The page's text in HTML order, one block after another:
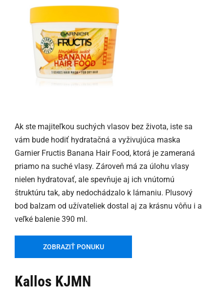
Ak ste majiteľkou suchých vlasov bez života, iste sa
vám bude hodiť hydratačná a vyživujúca maska
Garnier Fructis Banana Hair Food, ktorá je zameraná
priamo na suché vlasy. Zároveň má za úlohu vlasy
nielen hydratovať, ale spevňuje aj ich vnútornú
štruktúru tak, aby nedochádzalo k lámaniu. Plusový
bod balzam od užívateliek dostal aj za krásnu vôňu i a
veľké balenie 390 ml.
ZOBRAZIŤ PONUKU
Kallos KJMN